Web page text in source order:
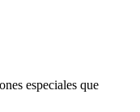
especiales que